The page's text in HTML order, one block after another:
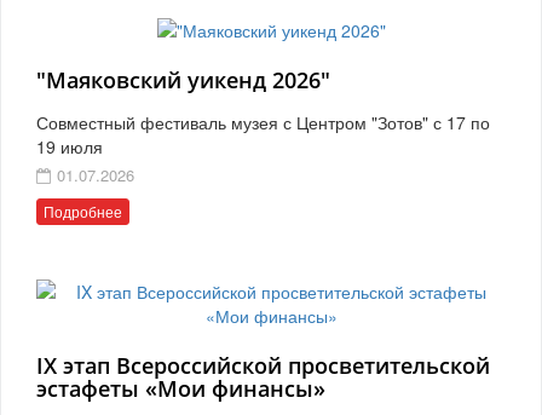
"Маяковский уикенд 2026"
Совместный фестиваль музея с Центром "Зотов" с 17 по
19 июля
01.07.2026
Подробнее
IX этап Всероссийской просветительской
эстафеты «Мои финансы»